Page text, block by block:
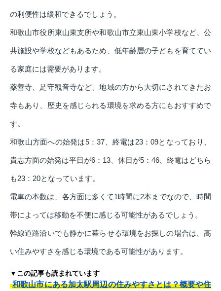
の利便性は緩和できるでしょう。
和歌山市役所東山東支所や和歌山市立東山東小学校など、公
共施設や学校などもあるため、低年齢層の子どもを育ててい
る家庭には需要があります。
薬善寺、足守観音寺など、地域の方から大切にされてきたお
寺もあり、歴史を感じられる環境を求める方にもおすすめで
す。
和歌山方面への始発は5：37、終電は23：09となっており、
貴志方面の始発は平日が6：13、休日が5：46、終電はどちら
も23：20となっています。
電車の本数は、各方面に多くて1時間に2本までなので、時間
帯によっては移動を不便に感じる可能性があるでしょう。
幹線道路沿いでも静かに暮らせる環境をお探しの場合は、高
い住みやすさを感じる環境である可能性があります。
▼この記事も読まれています
和歌山市にある加太駅周辺の住みやすさとは？概要や住